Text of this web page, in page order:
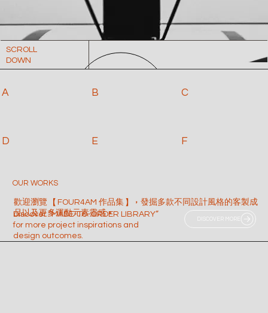
SCROLL
DOWN
OUR WORKS
歡迎瀏覽 【FOUR4AM 作品集 】，發掘多款不同設計風格的客製成
品以及更多運動元素靈感。
Discover “MADE-TO-ORDER LIBRARY”
for more project inspirations and
design outcomes.
A B C
F
E
D